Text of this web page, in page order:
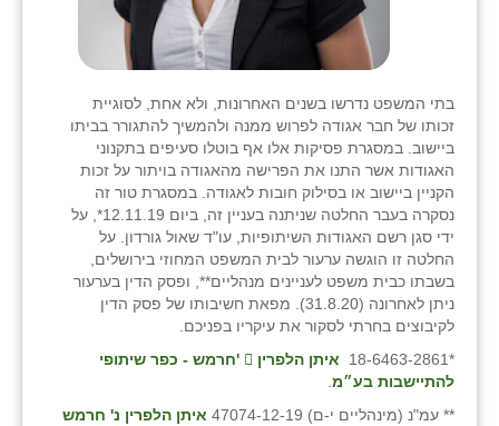
בתי המשפט נדרשו בשנים האחרונות, ולא אחת, לסוגיית
זכותו של חבר אגודה לפרוש ממנה ולהמשיך להתגורר בביתו
ביישוב. במסגרת פסיקות אלו אף בוטלו סעיפים בתקנוני
האגודות אשר התנו את הפרישה מהאגודה בויתור על זכות
הקניין ביישוב או בסילוק חובות לאגודה. במסגרת טור זה
נסקרה בעבר החלטה שניתנה בעניין זה, ביום 12.11.19*, על
ידי סגן רשם האגודות השיתופיות, עו"ד שאול גורדון. על
החלטה זו הוגשה ערעור לבית המשפט המחוזי בירושלים,
בשבתו כבית משפט לעניינים מנהליים**, ופסק הדין בערעור
ניתן לאחרונה (31.8.20). מפאת חשיבותו של פסק הדין
לקיבוצים בחרתי לסקור את עיקריו בפניכם.
*18-6463-2861
איתן הלפרין
חרמש - כפר שיתופי
להתיישבות בע״מ.
** עמ"נ (מינהליים י-ם) 47074-12-19
איתן הלפרין נ' חרמש